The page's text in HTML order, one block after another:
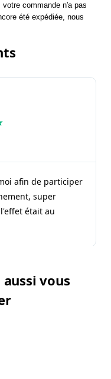
votre commande n'a pas
été expédiée, nous
afin de participer
super
était au
vous